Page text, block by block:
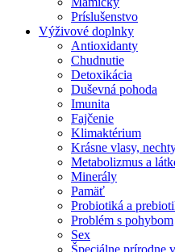
Príslušenstvo
Výživové doplnky
Antioxidanty
Chudnutie
Detoxikácia
Duševná pohoda
Imunita
Fajčenie
Klimaktérium
Krásne vlasy,
Metabolizmus a
Minerály
Pamäť
Probiotiká a
Problém s pohybom
Sex
Špeciálne prírodne